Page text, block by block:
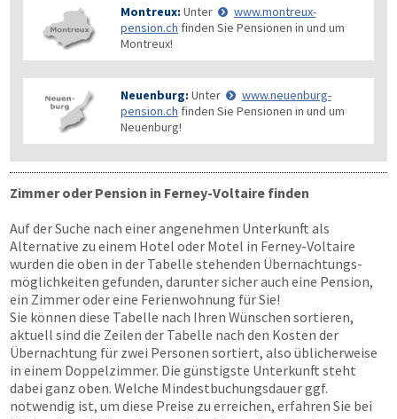
Montreux: Unter
www.montreux-
pension.ch finden Sie Pensionen in und um
Montreux!
Neuenburg: Unter
www.neuenburg-
pension.ch finden Sie Pensionen in und um
Neuenburg!
Zimmer oder Pension in Ferney-Voltaire finden
Auf der Suche nach einer angenehmen Unterkunft als
Alternative zu einem Hotel oder Motel in Ferney-Voltaire
wurden die oben in der Tabelle stehenden Übernachtungs­
möglichkeiten gefunden, darunter sicher auch eine Pension,
ein Zimmer oder eine Ferienwohnung für Sie!
Sie können diese Tabelle nach Ihren Wünschen sortieren,
aktuell sind die Zeilen der Tabelle nach den Kosten der
Übernachtung für zwei Personen sortiert, also üblicherweise
in einem Doppelzimmer. Die günstigste Unterkunft steht
dabei ganz oben. Welche Mindestbuchungsdauer ggf.
notwendig ist, um diese Preise zu erreichen, erfahren Sie bei